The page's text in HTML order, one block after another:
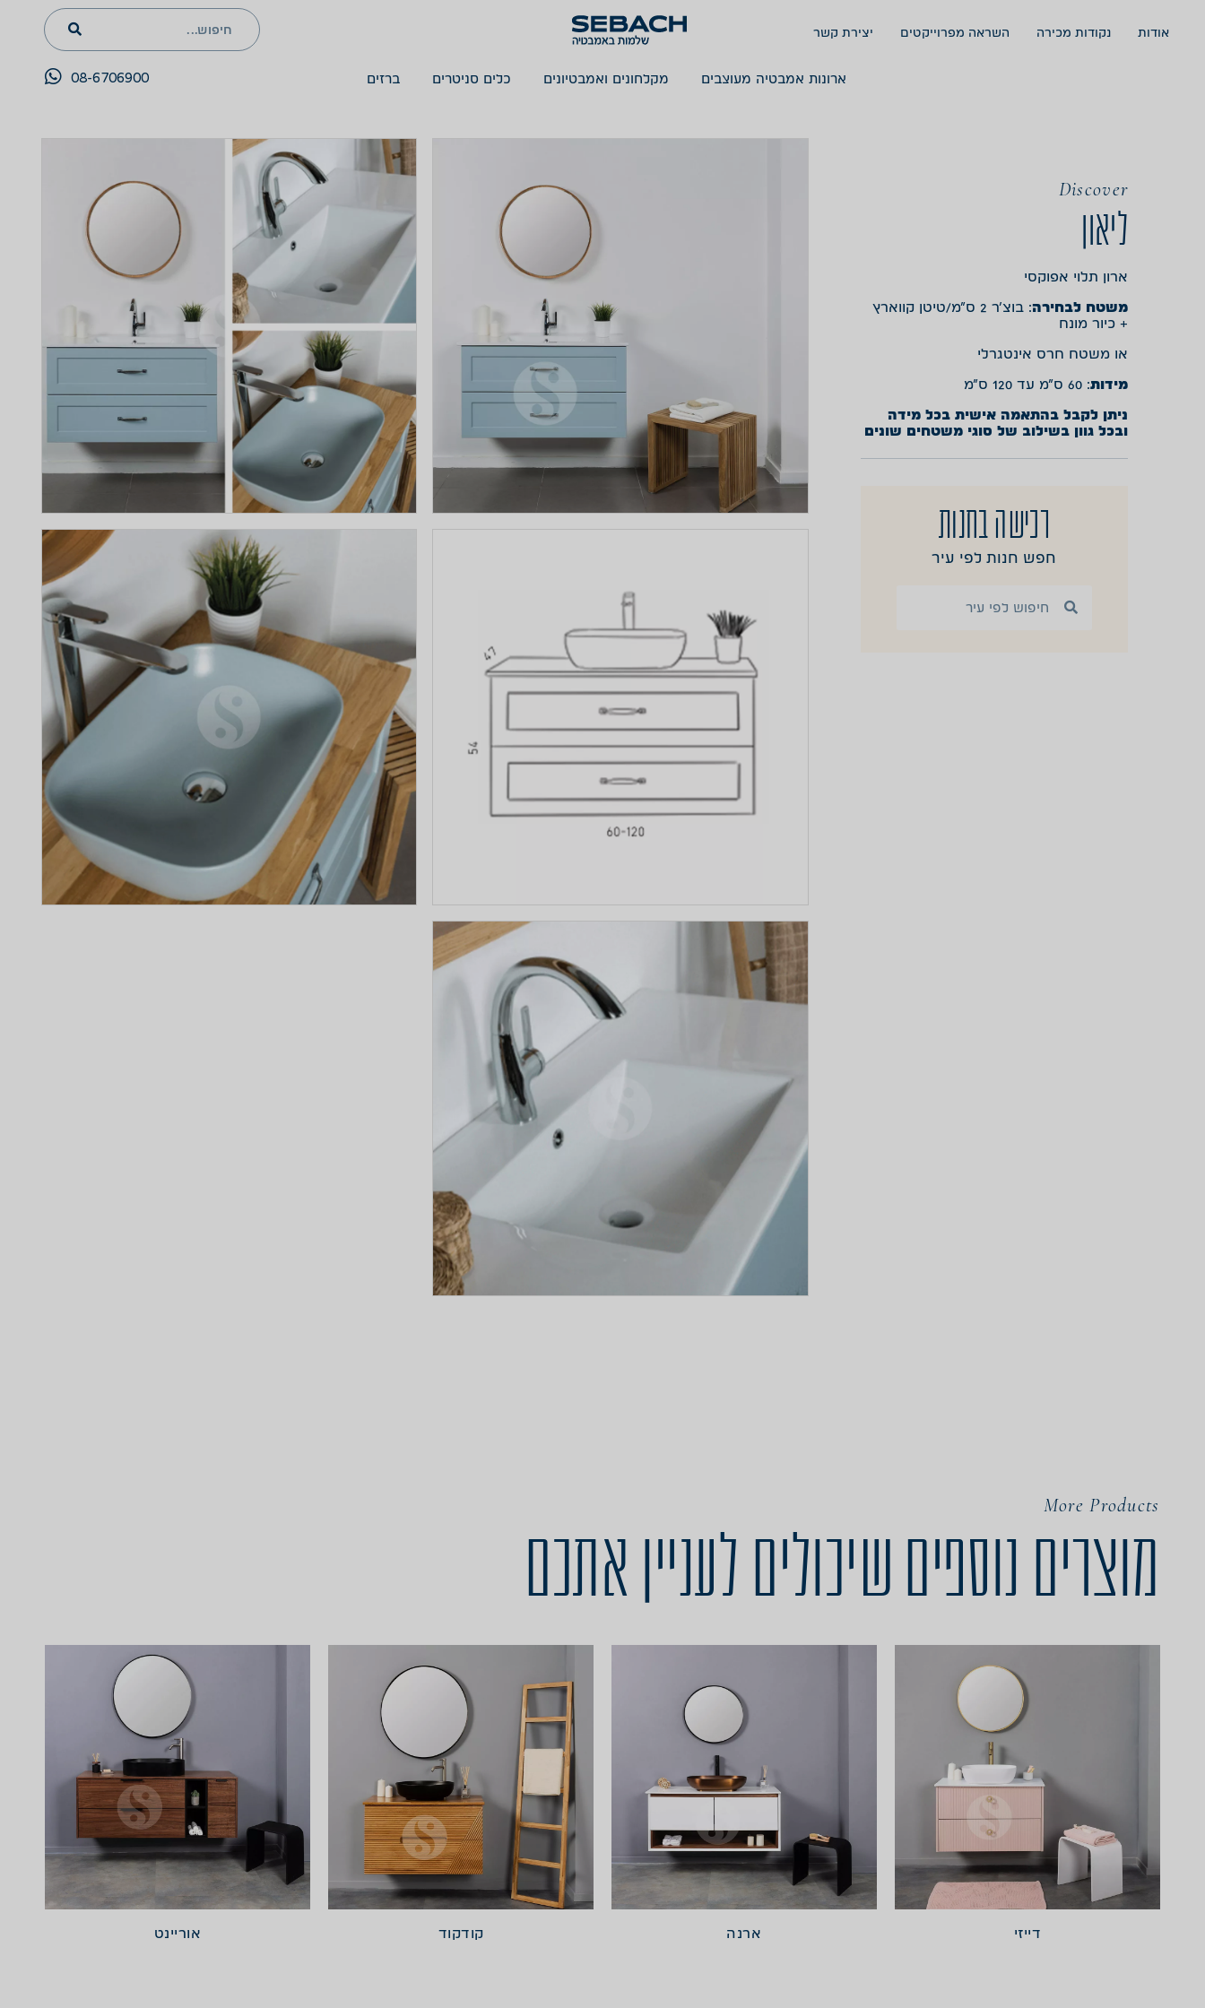
אודות נקודות מכירה השראה מפרוייקטים יצירת קשר
ארונות אמבטיה מעוצבים מקלחונים ואמבטיונים כלים סניטרים ברזים 08-6706900
Discover
ליאון
ארון תלוי אפוקסי
משטח לבחירה
: בוצ’ר 2 ס”מ/טיטן קווארץ
+ כיור מונח
או משטח חרס אינטגרלי
מידות: 60 ס”מ עד 120 ס”מ
ניתן לקבל בהתאמה אישית בכל מידה
ובכל גוון בשילוב של סוגי משטחים שונים
רכישה בחנות
חפש חנות לפי עיר
More Products
מוצרים נוספים שיכולים לעניין אתכם
דייזי ארנה קודקוד אוריינט